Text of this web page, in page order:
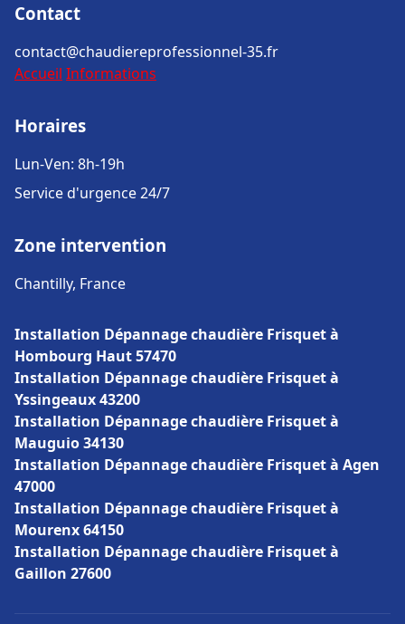
Contact
contact@chaudiereprofessionnel-35.fr
Accueil Informations
Horaires
Lun-Ven: 8h-19h
Service d'urgence 24/7
Zone intervention
Chantilly, France
Installation Dépannage chaudière Frisquet à
Hombourg Haut 57470
Installation Dépannage chaudière Frisquet à
Yssingeaux 43200
Installation Dépannage chaudière Frisquet à
Mauguio 34130
Installation Dépannage chaudière Frisquet à Agen
47000
Installation Dépannage chaudière Frisquet à
Mourenx 64150
Installation Dépannage chaudière Frisquet à
Gaillon 27600